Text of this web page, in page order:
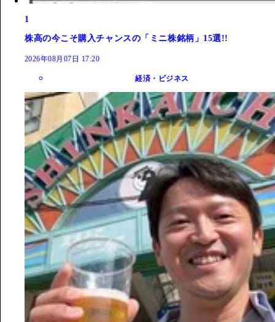
1
株高の今こそ購入チャンスの「ミニ株銘柄」15選!!
2026年08月07日 17:20
経済・ビジネス